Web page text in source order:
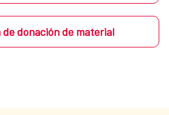
donación de material